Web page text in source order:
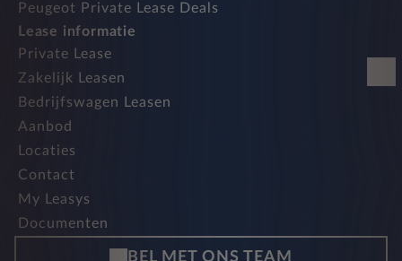
Peugeot Private Lease Deals
Lease informatie
Private Lease
Zakelijk Leasen
Bedrijfswagen Leasen
Aanbod
Locaties
Contact
My Leasys
Documenten
BEL MET ONS TEAM